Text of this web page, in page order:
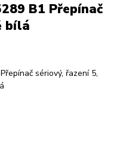
B1 Přepínač
bílá